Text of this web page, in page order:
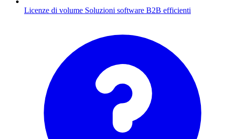
Licenze di volume Soluzioni software B2B efficienti